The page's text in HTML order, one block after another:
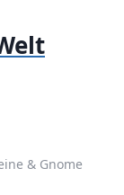
& Gnome